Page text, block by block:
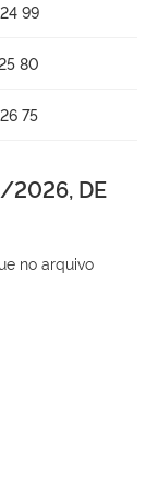
99
80
75
2026, DE
no arquivo